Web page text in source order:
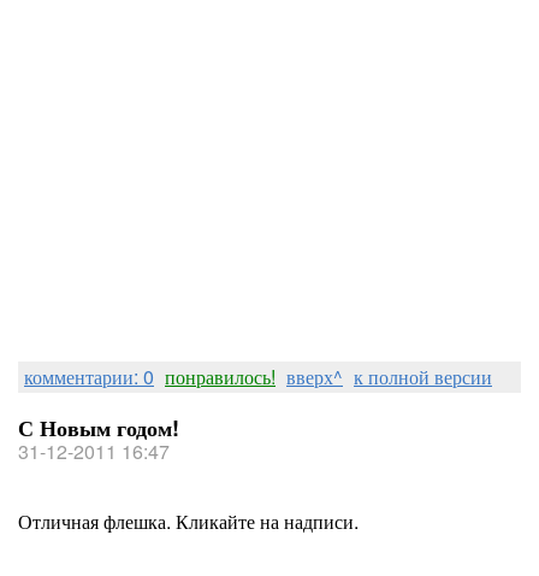
комментарии: 0 понравилось! вверх^ к полной версии
С Новым годом!
31-12-2011 16:47
Отличная флешка. Кликайте на надписи.